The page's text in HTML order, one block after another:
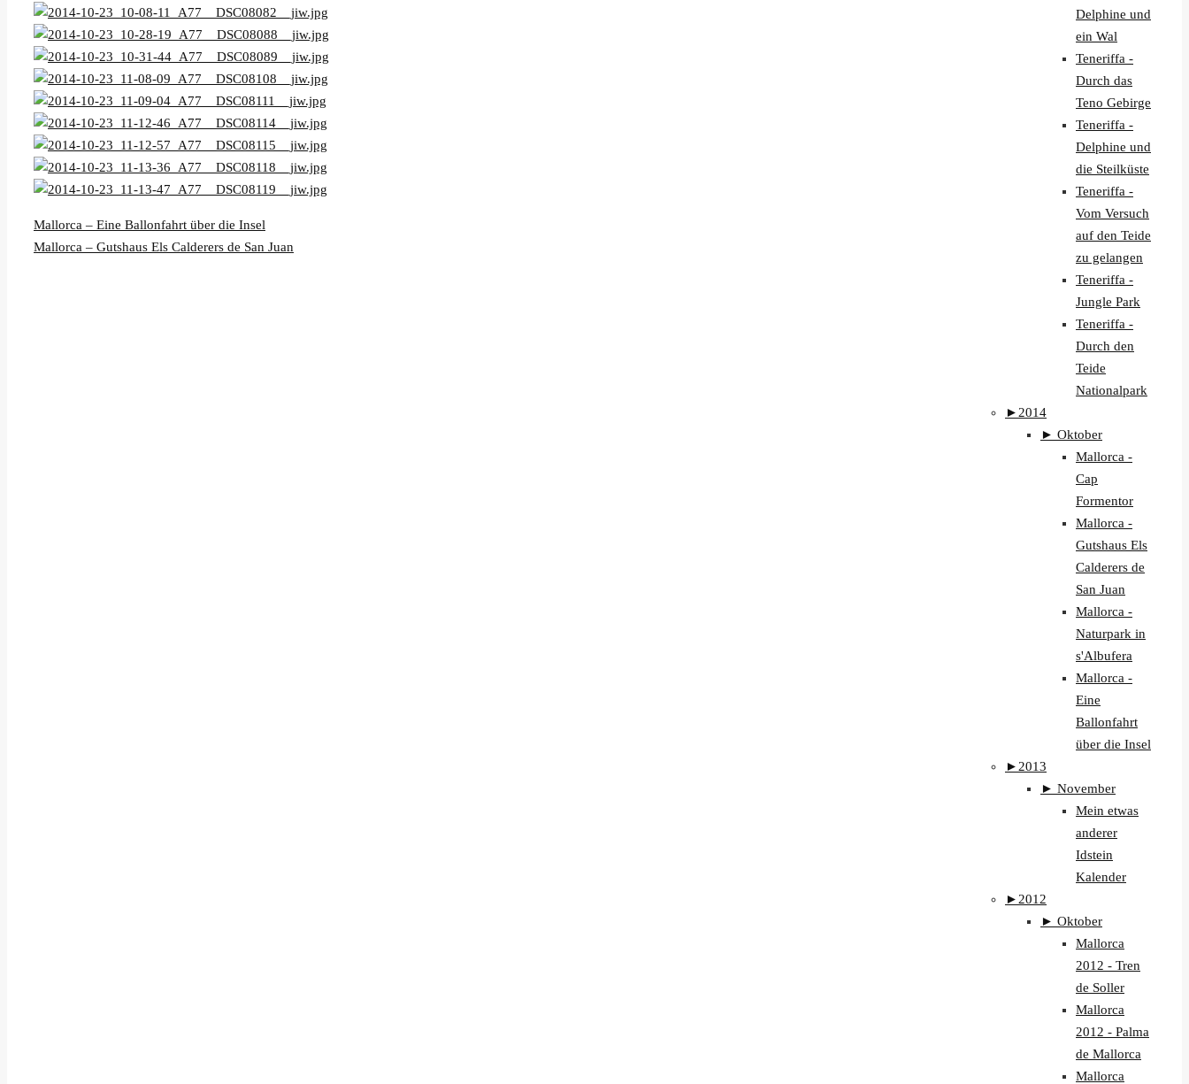
Mallorca – Eine Ballonfahrt über die Insel
Mallorca – Gutshaus Els Calderers de San Juan
Delphine und
ein Wal
Teneriffa -
Durch das
Teno Gebirge
Teneriffa -
Delphine und
die Steilküste
Teneriffa -
Vom Versuch
auf den Teide
zu gelangen
Teneriffa -
Jungle Park
Teneriffa -
Durch den
Teide
Nationalpark
► 2014
► Oktober
Mallorca -
Cap
Formentor
Mallorca -
Gutshaus Els
Calderers de
San Juan
Mallorca -
Naturpark in
s'Albufera
Mallorca -
Eine
Ballonfahrt
über die Insel
► 2013
► November
Mein etwas
anderer
Idstein
Kalender
► 2012
► Oktober
Mallorca
2012 - Tren
de Soller
Mallorca
2012 - Palma
de Mallorca
Mallorca